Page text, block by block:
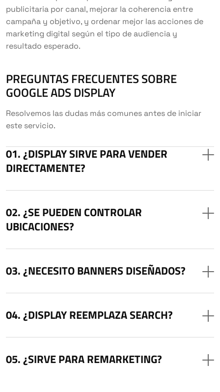
publicitaria por canal, mejorar la coherencia entre
campaña y objetivo, y ordenar mejor las acciones de
marketing digital según el tipo de audiencia y
resultado esperado.
PREGUNTAS FRECUENTES SOBRE
GOOGLE ADS DISPLAY
Resolvemos las dudas más comunes antes de iniciar
este servicio.
¿DISPLAY SIRVE PARA VENDER
DIRECTAMENTE?
¿SE PUEDEN CONTROLAR
UBICACIONES?
¿NECESITO BANNERS DISEÑADOS?
¿DISPLAY REEMPLAZA SEARCH?
¿SIRVE PARA REMARKETING?